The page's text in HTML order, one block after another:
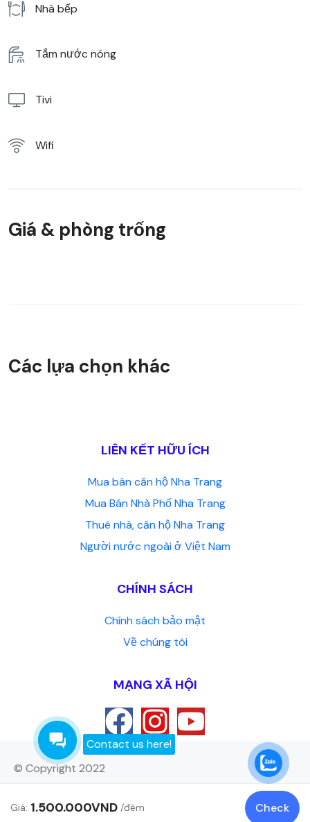
Giá: 1.500.000VND /đêm Check
Nhà bếp
Tắm nước nóng
Tivi
Wifi
Giá & phòng trống
Các lựa chọn khác
LIÊN KẾT HỮU ÍCH
Mua bán căn hộ Nha Trang
Mua Bán Nhà Phố Nha Trang
Thuê nhà, căn hộ Nha Trang
Người nước ngoài ở Việt Nam
CHÍNH SÁCH
Chính sách bảo mật
Về chúng tôi
MẠNG XÃ HỘI
© Copyright 2022
Contact us here!